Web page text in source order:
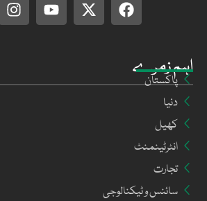
اہم زمرے
پاکستان
دنیا
کھیل
انٹرٹینمنٹ
تجارت
سائنس و ٹیکنالوجی